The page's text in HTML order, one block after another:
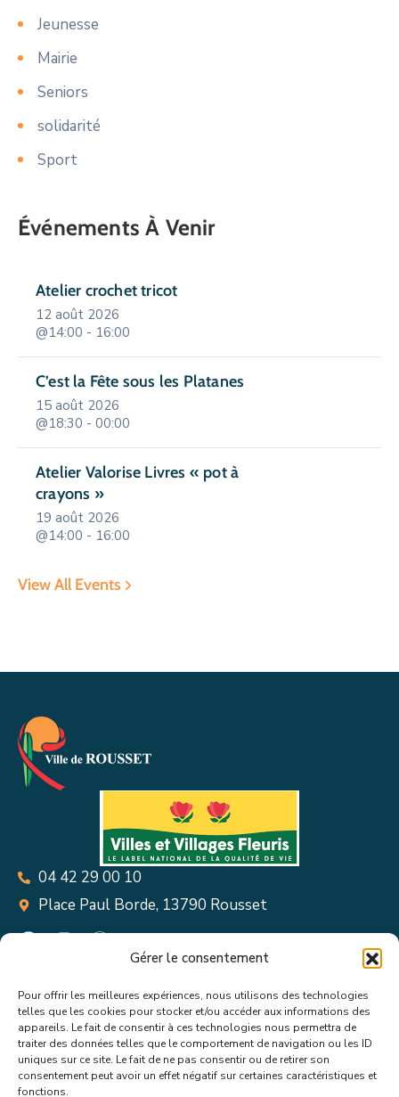
Gérer le consentement
Pour offrir les meilleures expériences, nous utilisons des technologies
telles que les cookies pour stocker et/ou accéder aux informations des
appareils. Le fait de consentir à ces technologies nous permettra de
traiter des données telles que le comportement de navigation ou les ID
uniques sur ce site. Le fait de ne pas consentir ou de retirer son
consentement peut avoir un effet négatif sur certaines caractéristiques et
fonctions.
Jeunesse
Mairie
Seniors
solidarité
Sport
Événements À Venir
Atelier crochet tricot
12 août 2026
@14:00 - 16:00
C’est la Fête sous les Platanes
15 août 2026
@18:30 - 00:00
Atelier Valorise Livres « pot à
crayons »
19 août 2026
@14:00 - 16:00
View All Events
04 42 29 00 10
Place Paul Borde, 13790 Rousset
Suivez toutes les informations &
actualités de votre ville !